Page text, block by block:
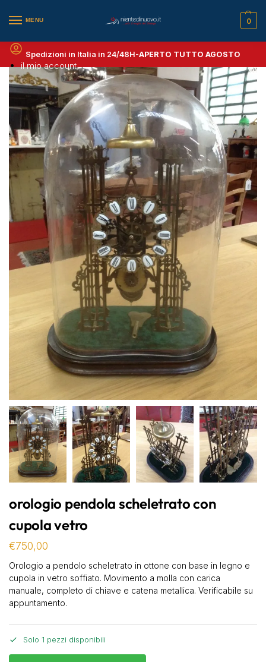
MENU
il mio account
0
Spedizioni in Italia in 24/48H-APERTO TUTTO AGOSTO
orologio pendola scheletrato con
cupola vetro
€750,00
Orologio a pendolo scheletrato in ottone con base in legno e
cupola in vetro soffiato. Movimento a molla con carica
manuale, completo di chiave e catena metallica. Verificabile su
appuntamento.
Solo 1 pezzi disponibili